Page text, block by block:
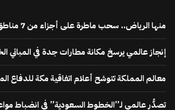
منها الرياض.. سحب ماطرة على أجزاء من 7 مناطق
إنجاز عالمي يرسخ مكانة مطارات جدة في المباني
معالم المملكة تتوشح أعلام اتفاقية مكة للدفاع
تصدُّر عالمي لـ”الخطوط السعودية” في انضباط